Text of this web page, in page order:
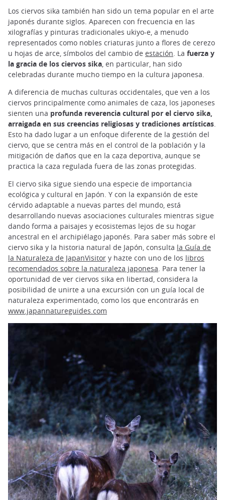
Los ciervos sika también han sido un tema popular en el arte
japonés durante siglos. Aparecen con frecuencia en las
xilografías y pinturas tradicionales ukiyo-e, a menudo
representados como nobles criaturas junto a flores de cerezo
u hojas de arce, símbolos del cambio de estación. La fuerza y
la gracia de los ciervos sika, en particular, han sido
celebradas durante mucho tiempo en la cultura japonesa.
A diferencia de muchas culturas occidentales, que ven a los
ciervos principalmente como animales de caza, los japoneses
sienten una profunda reverencia cultural por el ciervo sika,
arraigada en sus creencias religiosas y tradiciones artísticas.
Esto ha dado lugar a un enfoque diferente de la gestión del
ciervo, que se centra más en el control de la población y la
mitigación de daños que en la caza deportiva, aunque se
practica la caza regulada fuera de las zonas protegidas.
El ciervo sika sigue siendo una especie de importancia
ecológica y cultural en Japón. Y con la expansión de este
cérvido adaptable a nuevas partes del mundo, está
desarrollando nuevas asociaciones culturales mientras sigue
dando forma a paisajes y ecosistemas lejos de su hogar
ancestral en el archipiélago japonés. Para saber más sobre el
ciervo sika y la historia natural de Japón, consulta la Guía de
la Naturaleza de JapanVisitor y hazte con uno de los libros
recomendados sobre la naturaleza japonesa. Para tener la
oportunidad de ver ciervos sika en libertad, considera la
posibilidad de unirte a una excursión con un guía local de
naturaleza experimentado, como los que encontrarás en
www.japannatureguides.com